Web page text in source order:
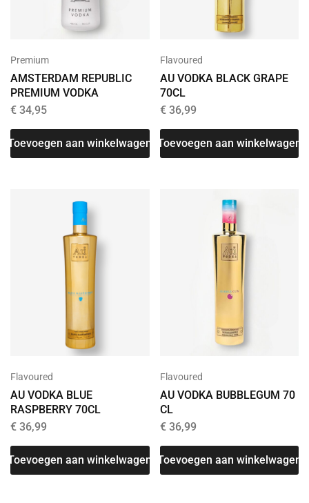
Premium
AMSTERDAM REPUBLIC
PREMIUM VODKA
€ 34,95
Toevoegen aan winkelwagen
Flavoured
AU VODKA BLACK GRAPE
70CL
€36,99
Toevoegen aan winkelwagen
Flavoured
AU VODKA BLUE
RASPBERRY 70CL
€ 36,99
Toevoegen aan winkelwagen
Flavoured
AU VODKA BUBBLEGUM 70
CL
€36,99
Toevoegen aan winkelwagen